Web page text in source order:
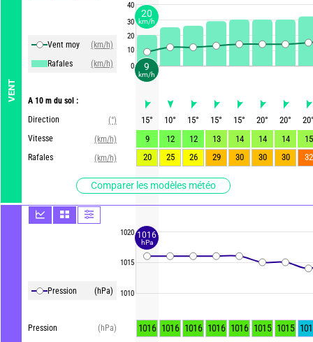
VENT
Vent moy
(km/h)
Rafales
(km/h)
A 10 m du sol :
Direction
(°)
Vitesse
(km/h)
Rafales
(km/h)
Comparer les modèles météo
Pression (hPa)
Pression (hPa)
40
30
20
10
0
1020
1015
1010
15° 10° 15° 15° 15° 20° 20° 20
9
12 12 13 14 14 14
15
20
25 26 29 30 30 30 32
1016 1016 1016 1016 1016 1015 1015
9
km/h
20
km/h
1016
hPa